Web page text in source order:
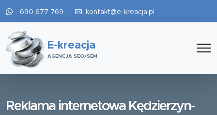
690 677 769 kontakt@e-kreacja.pl
E-kreacja
AGENCJA SEO/SEM
Reklama internetowa Kędzierzyn-